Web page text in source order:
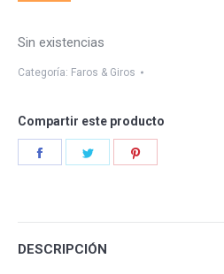
Sin existencias
Categoría: Faros & Giros
Compartir este producto
DESCRIPCIÓN